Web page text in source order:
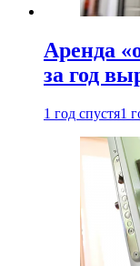
Аренда
за год
1 год спустя1